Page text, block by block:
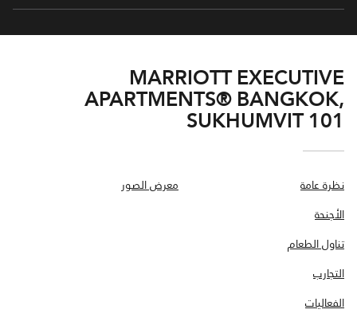
MARRIOTT EXECUTIVE
APARTMENTS® BANGKOK,
SUKHUMVIT 101
نظرة عامة
الأجنحة
تناول الطعام
التجارب
الفعاليات
معرض الصور